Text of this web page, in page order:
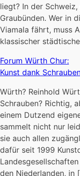
liegt? In der
Graubünden. Wer in
Viamala fährt, muss
klassischer
Forum Würth Chur:
Kunst dank
Würth? Reinhold
Schrauben? Richtig,
einem Dutzend
sammelt nicht nur
sie auch allen
dafür seit 1999
den Niederlanden, in